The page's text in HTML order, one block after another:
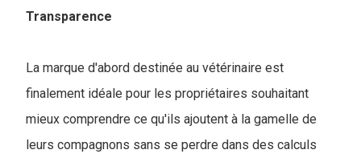
Transparence
La marque d'abord destinée au vétérinaire est
finalement idéale pour les propriétaires souhaitant
mieux comprendre ce qu'ils ajoutent à la gamelle de
leurs compagnons sans se perdre dans des calculs